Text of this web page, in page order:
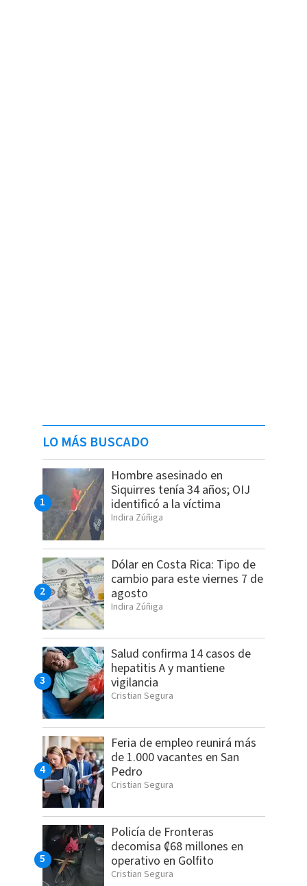
LO MÁS BUSCADO
Hombre asesinado en
Siquirres tenía 34 años; OIJ
identificó a la víctima
Indira Zúñiga
Dólar en Costa Rica: Tipo de
cambio para este viernes 7 de
agosto
Indira Zúñiga
Salud confirma 14 casos de
hepatitis A y mantiene
vigilancia
Cristian Segura
Feria de empleo reunirá más
de 1.000 vacantes en San
Pedro
Cristian Segura
Policía de Fronteras
decomisa ₡68 millones en
operativo en Golfito
Cristian Segura